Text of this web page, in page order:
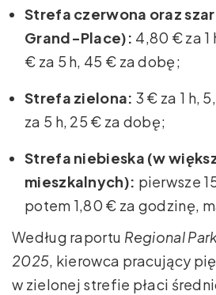
Strefa czerwona oraz
Grand-Place): 4,80 € za 1
€ za 5 h, 45 € za dobę;
Strefa zielona: 3 € za 1 h,
za 5 h, 25 € za dobę;
Strefa niebieska (w
mieszkalnych): pierwsze
potem 1,80 € za godzinę,
Według raportu Regional
2025, kierowca pracujący
w zielonej strefie płaci